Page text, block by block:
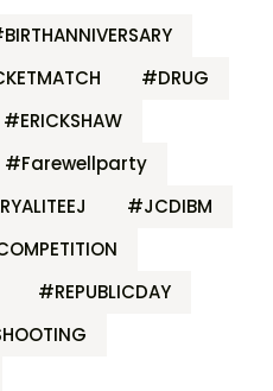
#DRUG
#ERICKSHAW
#Farewellparty
#JCDIBM
#REPUBLICDAY